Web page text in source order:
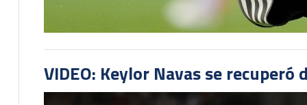
VIDEO: Keylor Navas se